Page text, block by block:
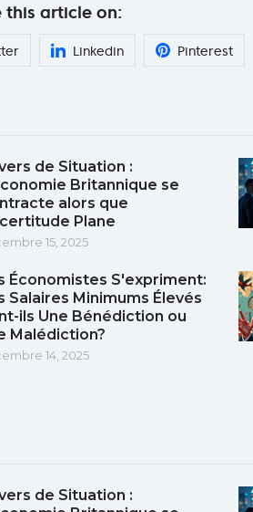
this article on:
Linkedin Pinterest
de Situation :
Britannique se
alors que
Plane
15, 2025
Économistes S'expriment:
Salaires Minimums Élevés
ils Une Bénédiction ou
Malédiction?
14, 2025
de Situation :